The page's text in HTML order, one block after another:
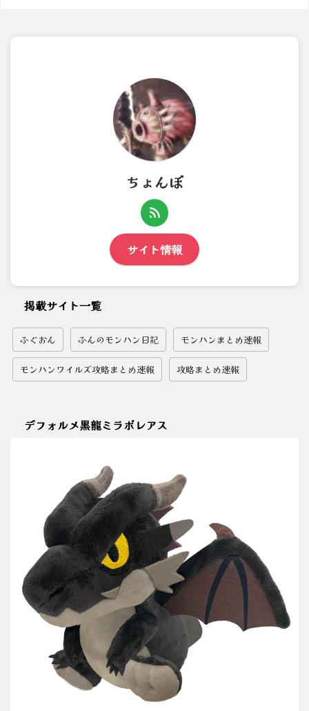
ちょんぼ
サイト情報
掲載サイト一覧
ふぐおん ふんのモンハン日記 モンハンまとめ速報
モンハンワイルズ攻略まとめ速報 攻略まとめ速報
デフォルメ黒龍ミラボレアス